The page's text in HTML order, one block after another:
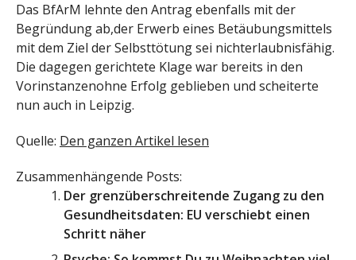
Das BfArM lehnte den Antrag ebenfalls mit der
Begründung ab,der Erwerb eines Betäubungsmittels
mit dem Ziel der Selbsttötung sei nichterlaubnisfähig.
Die dagegen gerichtete Klage war bereits in den
Vorinstanzenohne Erfolg geblieben und scheiterte
nun auch in Leipzig.
Quelle: Den ganzen Artikel lesen
Zusammenhängende Posts:
Der grenzüberschreitende Zugang zu den
Gesundheitsdaten: EU verschiebt einen
Schritt näher